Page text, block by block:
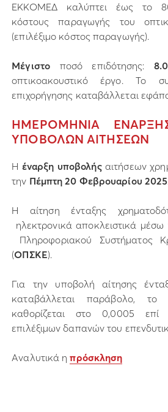
ΕΚΚΟΜΕΔ καλύπτει έως το
κόστους παραγωγής του
(επιλέξιμο κόστος παραγωγής).
Μέγιστοποσό επιδότησης:
οπτικοακουστικό έργο. Το
επιχορήγησης καταβάλλεται
ΗΜΕΡΟΜΗΝΙΑ
ΥΠΟΒΟΛΩΝ ΑΙΤΗΣΕΩΝ
Η έναρξη υποβολήςαιτήσεων
την Πέμπτη 20 Φεβρουαρίου 2025
Η αίτηση ένταξης
ηλεκτρονικά αποκλειστικά
Πληροφοριακού Συστήματος
(ΟΠΣΚΕ).
Για την υποβολή αίτησης
καταβάλλεται παράβολο,
καθορίζεται στο 0,0005
επιλέξιμων δαπανών του
Αναλυτικά ηπρόσκληση